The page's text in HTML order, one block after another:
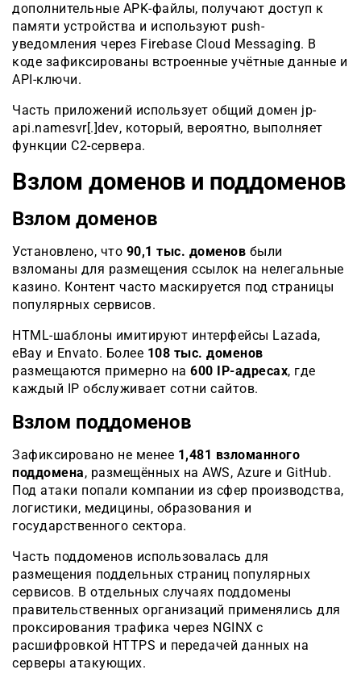
дополнительные APK-файлы, получают доступ к
памяти устройства и используют push-
уведомления через Firebase Cloud Messaging. В
коде зафиксированы встроенные учётные данные и
API-ключи.
Часть приложений использует общий домен jp-
api.namesvr[.]dev, который, вероятно, выполняет
функции C2-сервера.
Взлом доменов и поддоменов
Взлом доменов
Установлено, что 90,1 тыс. доменов были
взломаны для размещения ссылок на нелегальные
казино. Контент часто маскируется под страницы
популярных сервисов.
HTML-шаблоны имитируют интерфейсы Lazada,
eBay и Envato. Более 108 тыс. доменов
размещаются примерно на 600 IP-адресах, где
каждый IP обслуживает сотни сайтов.
Взлом поддоменов
Зафиксировано не менее 1,481 взломанного
поддомена, размещённых на AWS, Azure и GitHub.
Под атаки попали компании из сфер производства,
логистики, медицины, образования и
государственного сектора.
Часть поддоменов использовалась для
размещения поддельных страниц популярных
сервисов. В отдельных случаях поддомены
правительственных организаций применялись для
проксирования трафика через NGINX с
расшифровкой HTTPS и передачей данных на
серверы атакующих.